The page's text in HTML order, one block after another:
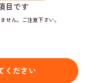
目です
ん。ご注意下さい。
ください